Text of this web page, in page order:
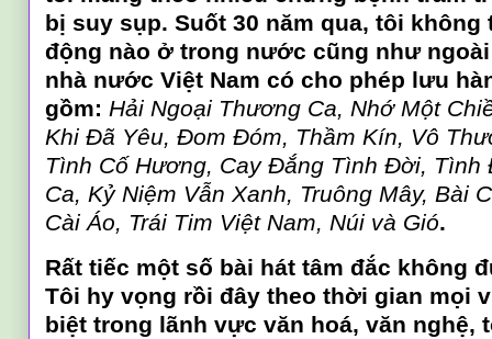
bị suy sụp. Suốt 30 năm qua, tôi
động nào ở trong nước cũng như
nhà nước Việt Nam có cho phép lưu
gồm: Hải Ngoại Thương Ca, Nhớ Một
Khi Đã Yêu, Đom Đóm, Thầm Kín, Vô
Tình Cố Hương, Cay Đắng Tình Đời, Tình
Ca, Kỷ Niệm Vẫn Xanh, Truông Mây, Bài
Cài Áo, Trái Tim Việt Nam, Núi và Gió.
Rất tiếc một số bài hát tâm đắc không
Tôi hy vọng rồi đây theo thời gian mọi
biệt trong lãnh vực văn hoá, văn nghệ,